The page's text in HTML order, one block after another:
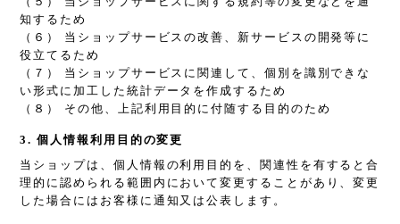
知するため
（６） 当ショップサービスの改善、新サービスの開発等に
役立てるため
（７） 当ショップサービスに関連して、個別を識別できな
い形式に加工した統計データを作成するため
（８） その他、上記利用目的に付随する目的のため
3. 個人情報利用目的の変更
当ショップは、個人情報の利用目的を、関連性を有すると合
理的に認められる範囲内において変更することがあり、変更
した場合にはお客様に通知又は公表します。